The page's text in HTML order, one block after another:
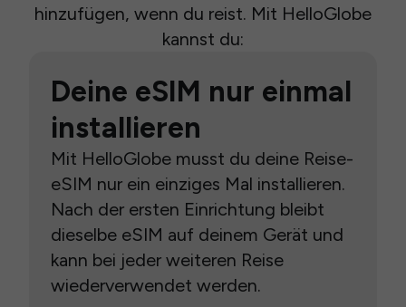
hinzufügen, wenn du reist. Mit HelloGlobe
kannst du:
Deine eSIM nur einmal
installieren
Mit HelloGlobe musst du deine Reise-
eSIM nur ein einziges Mal installieren.
Nach der ersten Einrichtung bleibt
dieselbe eSIM auf deinem Gerät und
kann bei jeder weiteren Reise
wiederverwendet werden.